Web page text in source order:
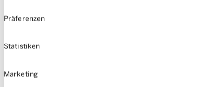
Präferenzen
Statistiken
Marketing